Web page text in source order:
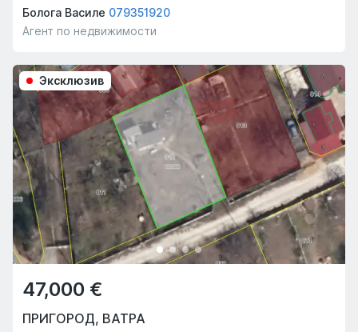
Болога Василе 079351920
Агент по недвижимости
Эксклюзив
47,000 €
ПРИГОРОД, ВАТРА